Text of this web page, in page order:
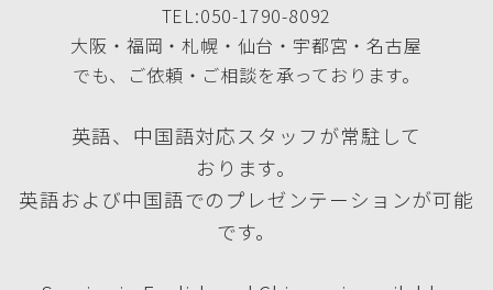
TEL:050-1790-8092
大阪・福岡・札幌・仙台・宇都宮・名古屋
でも、ご依頼・ご相談を承っております。
英語、中国語対応スタッフが常駐して
おります。
英語および中国語でのプレゼンテーションが可能
です。